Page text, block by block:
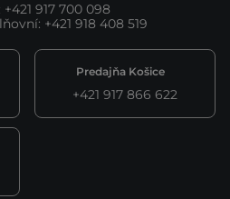
+421 917 700 098
: +421 918 408 519
Predajňa Košice
+421 917 866 622